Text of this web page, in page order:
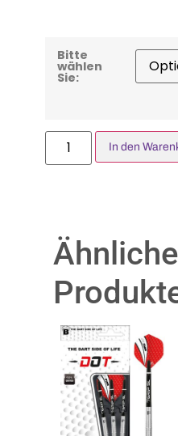
Bitte
wählen
Sie:
In den
Ähnliche